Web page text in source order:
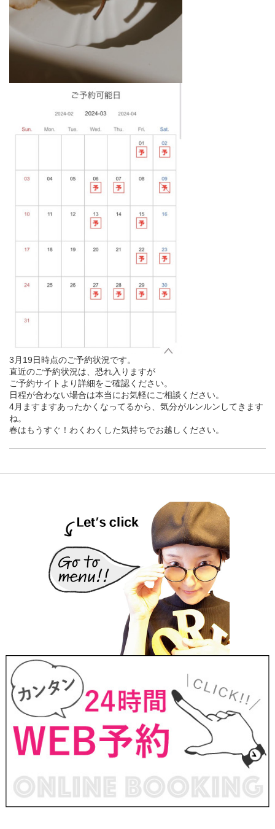
3月19日時点のご予約状況です。
直近のご予約状況は、恐れ入りますが
ご予約サイトより詳細をご確認ください。
日程が合わない場合は本当にお気軽にご相談ください。
4月ますますあったかくなってるから、気分がルンルンしてきます
ね。
春はもうすぐ！わくわくした気持ちでお越しください。